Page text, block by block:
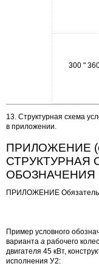
300 "
13. Структурная схема
в приложении.
ПРИЛОЖЕНИЕ
СТРУКТУРНАЯ
ПРИЛОЖЕНИЕ
Пример условного
варианта а рабочего
двигателя 45 кВт,
исполнения У2: